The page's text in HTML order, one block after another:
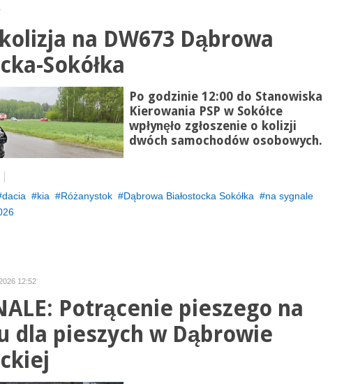
na DW673 Dąbrowa
Sokółka
Po godzinie 12:00 do Stanowiska
Kierowania PSP w Sokółce
wpłynęło zgłoszenie o kolizji
dwóch samochodów osobowych.
dacia kia Różanystok Dąbrowa Białostocka Sokółka
na sygnale
12:52
Potrącenie pieszego na
dla pieszych w Dąbrowie